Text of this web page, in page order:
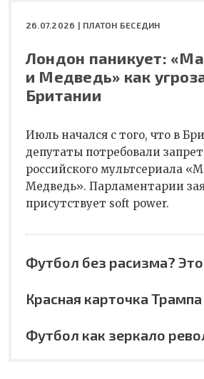
26.07.2026 | ПЛАТОН БЕСЕДИН
Лондон паникует:
и Медведь» как
Британии
Июль начался с того, что в
депутаты потребовали
российского мультсериала
Медведь». Парламентарии
присутствует soft power.
Футбол без расизма?
Красная карточка Трампа
Футбол как зеркало